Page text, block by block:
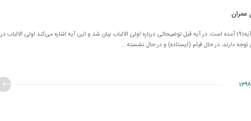
در سوره مبارکه آل عمران آیه191 آمده است: در آیه قبل توضیحاتی درباره اولی الالباب بیان شد و این آیه اشاره می‌کند اولی الالباب در
دارند، در حال قیام (ایستاده) و در حال نشسته ...